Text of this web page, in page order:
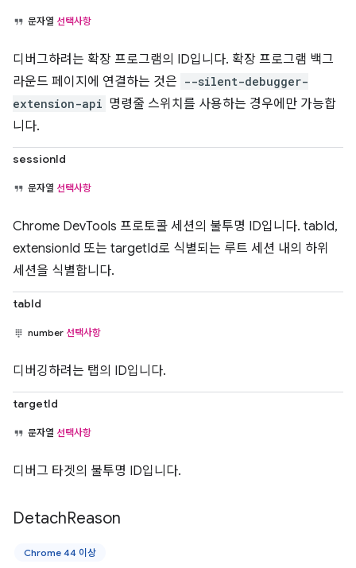
문자열 선택사항
디버그하려는 확장 프로그램의 ID입니다. 확장 프로그램 백그
라운드 페이지에 연결하는 것은 --silent-debugger-
extension-api 명령줄 스위치를 사용하는 경우에만 가능합
니다.
sessionId
문자열 선택사항
Chrome DevTools 프로토콜 세션의 불투명 ID입니다. tabId,
extensionId 또는 targetId로 식별되는 루트 세션 내의 하위
세션을 식별합니다.
tabId
number 선택사항
디버깅하려는 탭의 ID입니다.
targetId
문자열 선택사항
디버그 타겟의 불투명 ID입니다.
DetachReason
Chrome 44 이상